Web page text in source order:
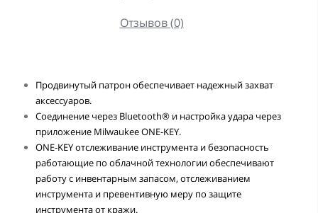
Отзывов (0)
Продвинутый патрон обеспечивает надежный захват
аксессуаров.
Соединение через Bluetooth® и настройка удара через
приложение Milwaukee ONE-KEY.
ONE-KEY отслеживание инструмента и безопасность
работающие по облачной технологии обеспечивают
работу с инвентарным запасом, отслеживанием
инструмента и превентивную меру по защите
инструмента от кражи.